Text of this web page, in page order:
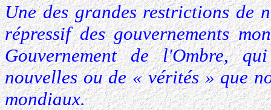
Une des grandes restrictions de
répressif des gouvernements
Gouvernement de l'Ombre,
nouvelles ou de « vérités » que
mondiaux.